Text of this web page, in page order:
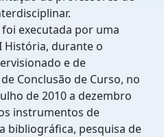
executada por uma
História, durante o
e de
Conclusão de Curso, no
de 2010 a dezembro
instrumentos de
bibliográfica, pesquisa de